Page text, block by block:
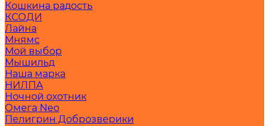
Кошкина радость
КСОДИ
Лайна
Мнямс
Мой выбор
Мышильд
Наша марка
НИЛПА
Ночной охотник
Омега Neo
Пелигрин Доброзверики